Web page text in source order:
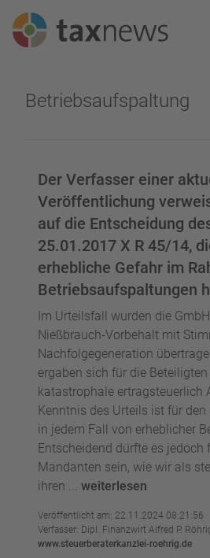
Seminare
Betriebsaufspaltung
Der Verfasser einer
Veröffentlichung
auf die Entscheidung
25.01.2017 X R 45/14,
erhebliche Gefahr im
Betriebsaufspaltungen
Im Urteilsfall wurden die
Nießbrauch-Vorbehalt mit
Nachfolgegeneration
ergaben sich für die
katastrophale ertragsteuerlich
Kenntnis des Urteils ist für den
in jedem Fall von erheblicher
Entscheidend dürfte es jedoch
Mandanten sein, wie wir als
ihren ... weiterlesen
Veröffentlicht am: 22.11.2024 08:21:56
Verfasser: Dipl. Finanzwirt Alfred P.
www.steuerberaterkanzlei-roehrig.de